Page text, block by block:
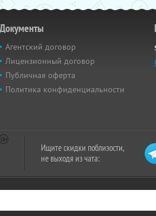
Документы
Агентский договор
Лицензионный договор
Публичная оферта
Политика конфиденциальности
Ищите скидки поблизости,
не выходя из чата: